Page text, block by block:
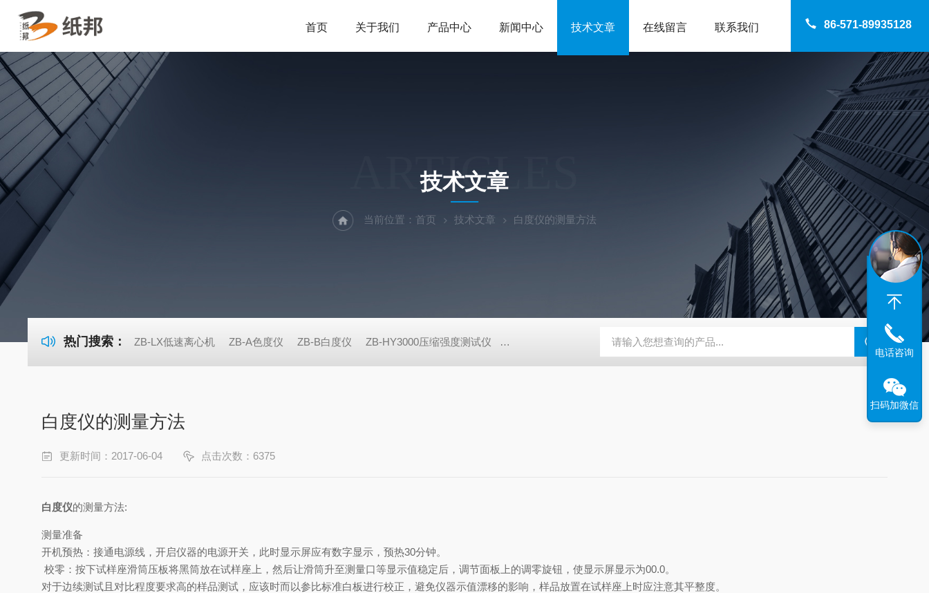
86-571-89935128
首页 关于我们 产品中心 新闻中心 技术文章 在线留言 联系我们
ARTICLES
技术文章
当前位置： 首页 技术文章 白度仪的测量方法
热门搜索： ZB-LX低速离心机 ZB-A色度仪 ZB-B白度仪 ZB-HY3000压缩强度测试仪 ZB-NPY1600/5600耐破度仪 ZB-BK10A全自动平滑度测定仪 ZB-YSJ5000瓦楞芯平压强
白度仪的测量方法
更新时间：2017-06-04 点击次数：6375
白度仪的测量方法:
测量准备
开机预热：接通电源线，开启仪器的电源开关，此时显示屏应有数字显示，预热30分钟。
校零：按下试样座滑筒压板将黑筒放在试样座上，然后让滑筒升至测量口等显示值稳定后，调节面板上的调零旋钮，使显示屏显示为00.0。
对于边续测试且对比程度要求高的样品测试，应该时而以参比标准白板进行校正，避免仪器示值漂移的影响，样品放置在试样座上时应注意其平整度。
电话咨询
扫码加微信